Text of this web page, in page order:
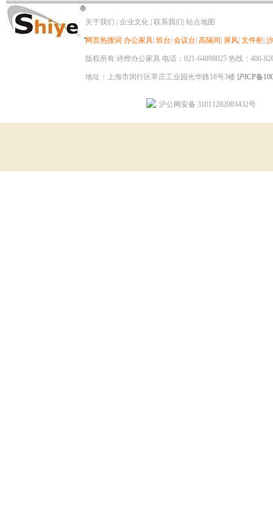
关于我们 企业文化 联系我们 站点地图
网页热搜词 办公家具 班台 会议台 高隔间 屏风 文件柜
版权所有:诗烨办公家具 电话：021-64898025 热线：400-
地址：上海市闵行区莘庄工业园光华路18号3楼 沪ICP备
沪公网安备 31011202003432号